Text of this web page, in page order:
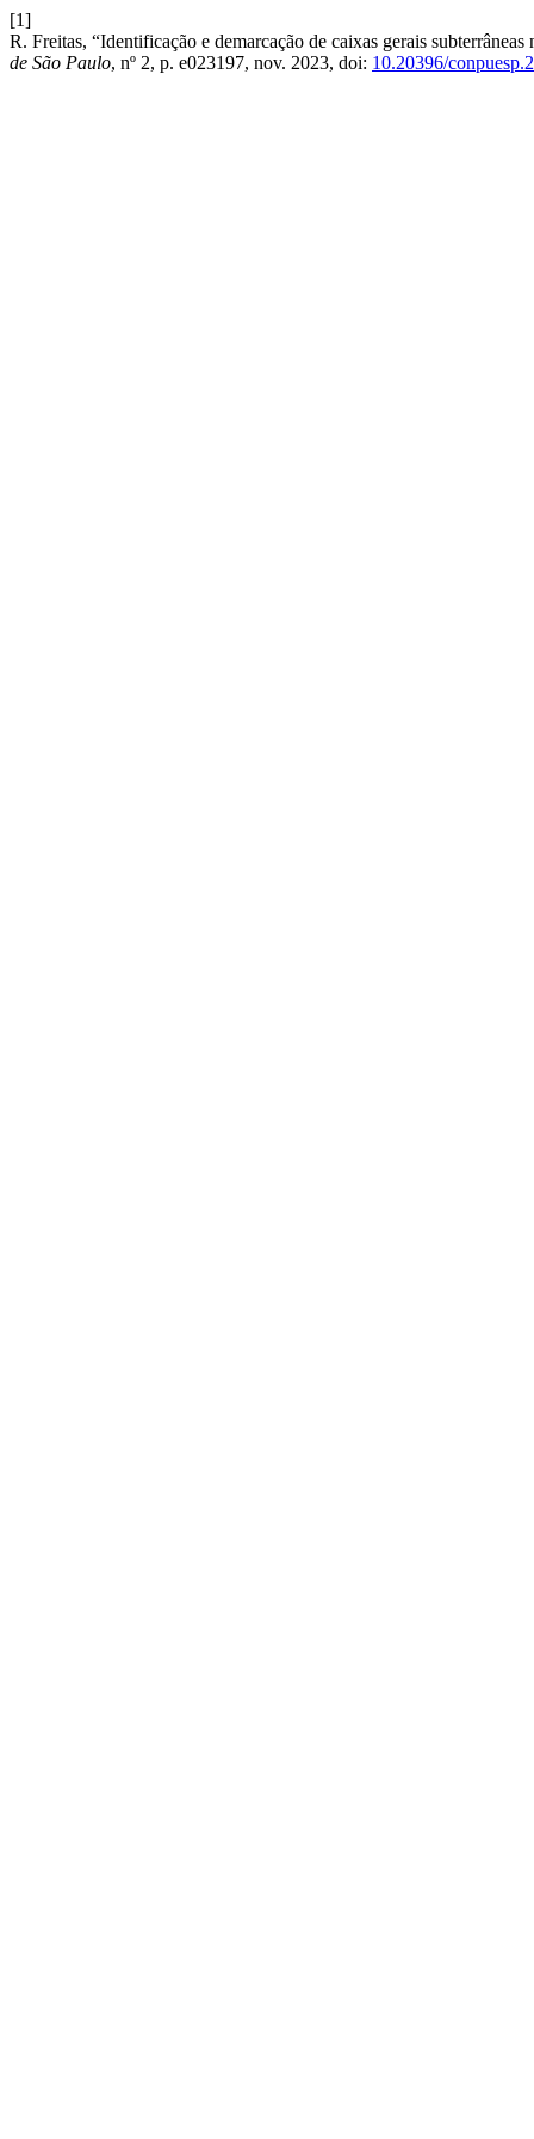
[1]
R. Freitas, “Identificação e demarcação de caixas gerais
de São Paulo, nº 2, p. e023197, nov. 2023, doi: 10.20396/